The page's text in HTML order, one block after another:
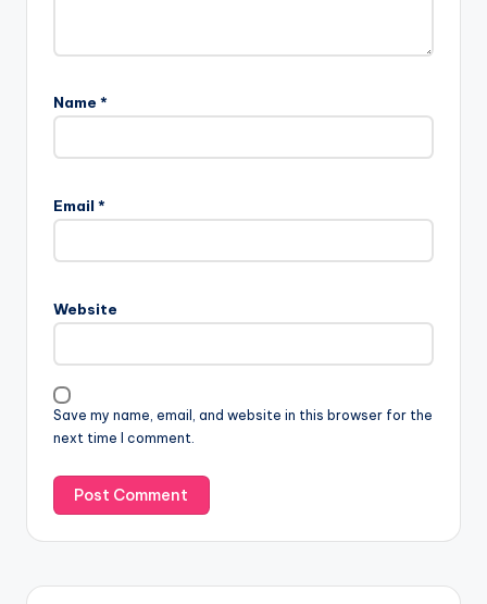
Name *
Email *
Website
Save my name, email, and website in this browser for the
next time I comment.